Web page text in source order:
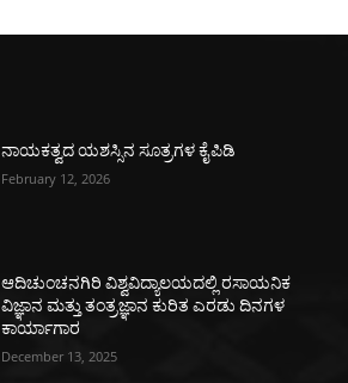
ನಾಯಕತ್ವದ ಯಶಸ್ಸಿನ ಸೂತ್ರಗಳ ಕೈಪಿಡಿ
February 12, 2026
ಆದಿಚುಂಚನಗಿರಿ ವಿಶ್ವವಿದ್ಯಾಲಯದಲ್ಲಿ ರಸಾಯನಿಕ
ವಿಜ್ಞಾನ ಮತ್ತು ತಂತ್ರಜ್ಞಾನ ಕುರಿತ ಎರಡು ದಿನಗಳ
ಕಾರ್ಯಾಗಾರ
December 13, 2025